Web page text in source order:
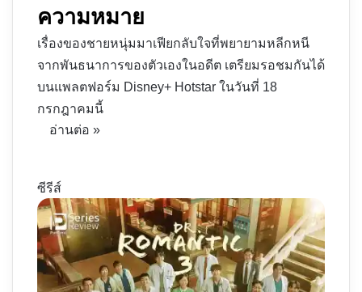
ความหมาย
เรื่องของชายหนุ่มมาเฟียกลับใจที่พยายามหลีกหนี
จากพันธนาการของตัวเองในอดีต เตรียมรอชมกันได้
บนแพลตฟอร์ม Disney+ Hotstar ในวันที่ 18
กรกฎาคมนี้
อ่านต่อ »
ซีรีส์